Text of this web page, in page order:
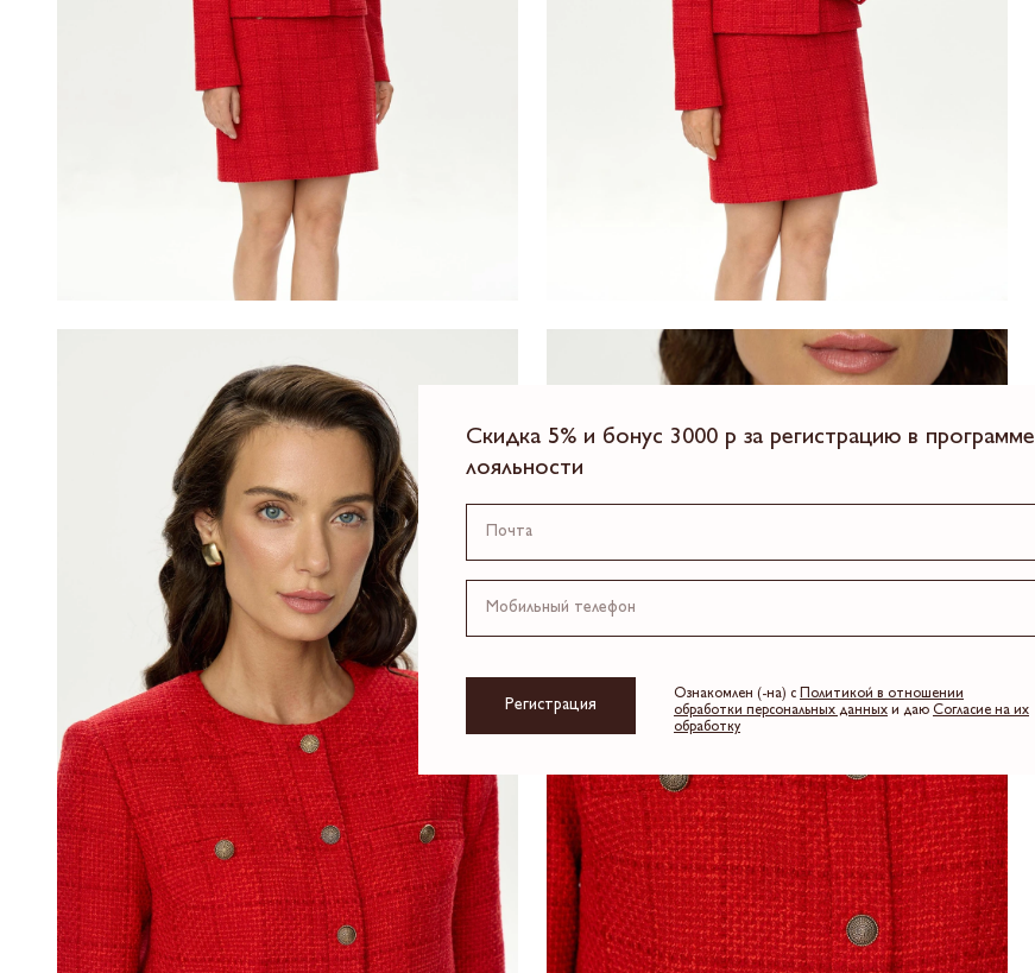
Скидка 5% и бонус 3000 р за регистрацию в программе
лояльности
Регистрация
Ознакомлен (-на) с
Политикой в отношении
обработки персональных данных и даю Согласие на их
обработку